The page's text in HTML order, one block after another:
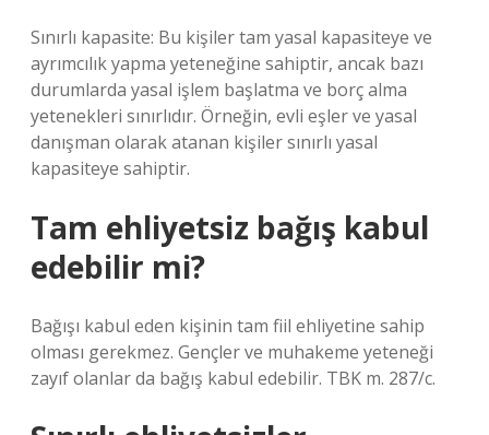
Sınırlı kapasite: Bu kişiler tam yasal kapasiteye ve
ayrımcılık yapma yeteneğine sahiptir, ancak bazı
durumlarda yasal işlem başlatma ve borç alma
yetenekleri sınırlıdır. Örneğin, evli eşler ve yasal
danışman olarak atanan kişiler sınırlı yasal
kapasiteye sahiptir.
Tam ehliyetsiz bağış kabul
edebilir mi?
Bağışı kabul eden kişinin tam fiil ehliyetine sahip
olması gerekmez. Gençler ve muhakeme yeteneği
zayıf olanlar da bağış kabul edebilir. TBK m. 287/c.